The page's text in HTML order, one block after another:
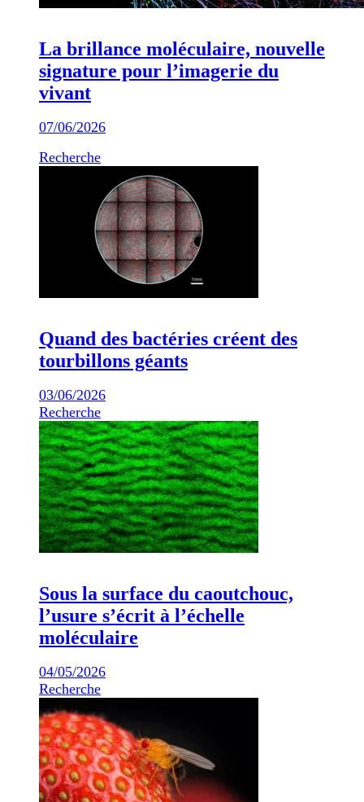
La brillance moléculaire, nouvelle
signature pour l’imagerie du
vivant
07/06/2026
Recherche
Quand des bactéries créent des
tourbillons géants
03/06/2026
Recherche
Sous la surface du caoutchouc,
l’usure s’écrit à l’échelle
moléculaire
04/05/2026
Recherche